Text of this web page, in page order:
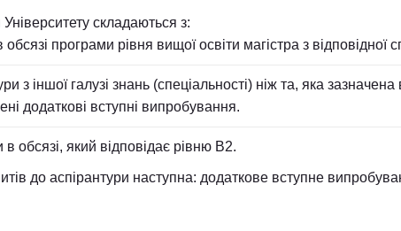
складаються з:
обсязі програми рівня вищої освіти магістра з відповідної
з іншої галузі знань (спеціальності) ніж та, яка зазначена
додаткові вступні випробування.
в обсязі, який відповідає рівню В2.
до аспірантури наступна: додаткове вступне